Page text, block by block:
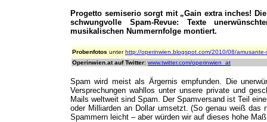
Progetto semiserio sorgt mit „Gain extra inches!
schwungvolle Spam-Revue: Texte
musikalischen Nummernfolge montiert.
Probenfotos unterhttp://operinwien.blogspot.com/2010/08/amusante-
Operinwien.at auf Twitter: www.twitter.com/operinwien_at
Spam wird meist als Ärgernis empfunden. Die
Versprechungen wahllos unter unsere private und
Mails weltweit sind Spam. Der Spamversand ist Teil
oder Milliarden an Dollar umsetzt. (So genau weiß
Spammern leicht – aber würden wir auf dieses hohe